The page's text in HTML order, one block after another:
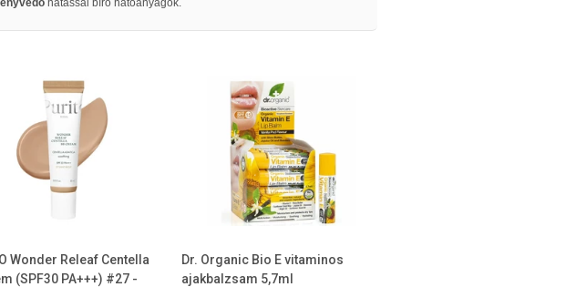
hatással bíró hatóanyagok.
Wonder Releaf Centella
(SPF30 PA+++) #27 -
Dr. Organic Bio E vitaminos
ajakbalzsam 5,7ml